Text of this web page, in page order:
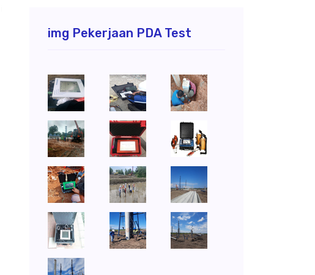
img Pekerjaan PDA Test